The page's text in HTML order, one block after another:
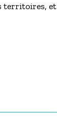
territoires, et